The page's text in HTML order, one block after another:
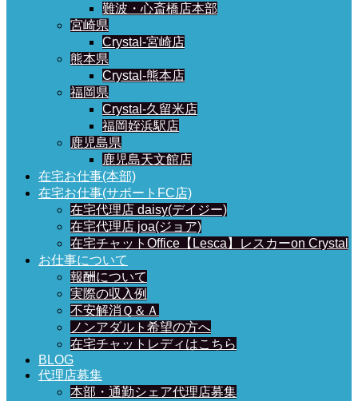
難波・心斎橋店本部
宮崎県
Crystal-宮崎店
熊本県
Crystal-熊本店
福岡県
Crystal-久留米店
福岡姪浜駅店
鹿児島県
鹿児島天文館店
在宅お仕事(本部)
在宅お仕事(サポートFC店)
在宅代理店 daisy(デイジー)
在宅代理店 joa(ジョア)
在宅チャットOffice【Lesca】レスカーon Crystal
お仕事について
報酬について
実際の収入例
不安解消Ｑ＆Ａ
ノンアダルト希望の方へ
在宅チャットレディはこちら
BLOG
代理店募集
本部・通勤シェア代理店募集